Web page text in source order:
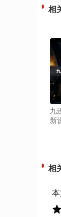
相
九
新
相